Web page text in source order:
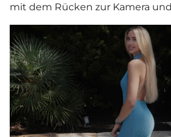
mit dem Rücken zur Kamera